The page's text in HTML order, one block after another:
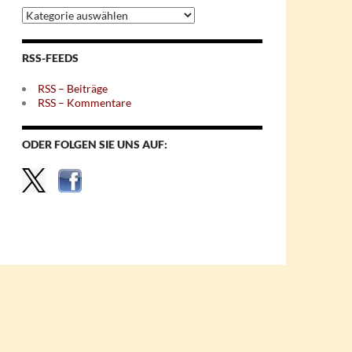
Archiv
nach
Themen
RSS-FEEDS
RSS – Beiträge
RSS – Kommentare
ODER FOLGEN SIE UNS AUF: